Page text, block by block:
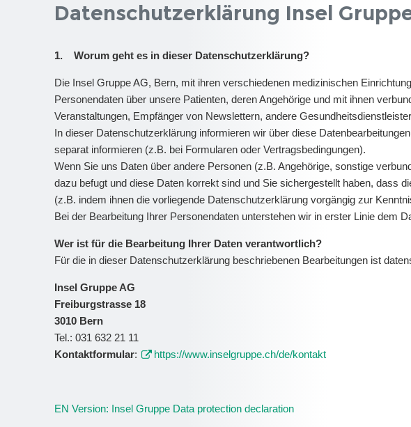
Datenschutzerklärung Insel
1. Worum geht es in dieser Datenschutzerklärung?
Die Insel Gruppe AG, Bern, mit ihren verschiedenen medizinischen
Personendaten über unsere Patienten, deren Angehörige und mit ihnen
Veranstaltungen, Empfänger von Newslettern, andere
In dieser Datenschutzerklärung informieren wir über diese
separat informieren (z.B. bei Formularen oder Vertragsbedingungen).
Wenn Sie uns Daten über andere Personen (z.B. Angehörige, sonstige
dazu befugt und diese Daten korrekt sind und Sie sichergestellt haben, dass
(z.B. indem ihnen die vorliegende Datenschutzerklärung vorgängig zur
Bei der Bearbeitung Ihrer Personendaten unterstehen wir in erster Linie dem
Wer ist für die Bearbeitung Ihrer Daten verantwortlich?
Für die in dieser Datenschutzerklärung beschriebenen Bearbeitungen ist
Insel Gruppe AG
Freiburgstrasse 18
3010 Bern
Tel.: 031 632 21 11
Kontaktformular: https://www.inselgruppe.ch/de/kontakt
EN Version: Insel Gruppe Data protection declaration